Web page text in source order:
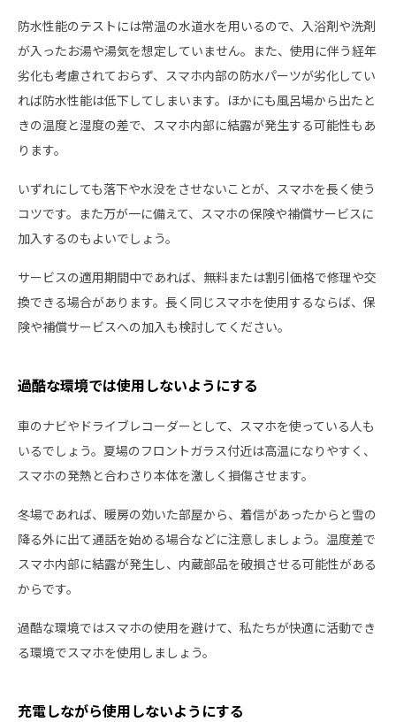
防水性能のテストには常温の水道水を用いるので、入浴剤や洗剤
が入ったお湯や湯気を想定していません。また、使用に伴う経年
劣化も考慮されておらず、スマホ内部の防水パーツが劣化してい
れば防水性能は低下してしまいます。ほかにも風呂場から出たと
きの温度と湿度の差で、スマホ内部に結露が発生する可能性もあ
ります。
いずれにしても落下や水没をさせないことが、スマホを長く使う
コツです。また万が一に備えて、スマホの保険や補償サービスに
加入するのもよいでしょう。
サービスの適用期間中であれば、無料または割引価格で修理や交
換できる場合があります。長く同じスマホを使用するならば、保
険や補償サービスへの加入も検討してください。
過酷な環境では使用しないようにする
車のナビやドライブレコーダーとして、スマホを使っている人も
いるでしょう。夏場のフロントガラス付近は高温になりやすく、
スマホの発熱と合わさり本体を激しく損傷させます。
冬場であれば、暖房の効いた部屋から、着信があったからと雪の
降る外に出て通話を始める場合などに注意しましょう。温度差で
スマホ内部に結露が発生し、内蔵部品を破損させる可能性がある
からです。
過酷な環境ではスマホの使用を避けて、私たちが快適に活動でき
る環境でスマホを使用しましょう。
充電しながら使用しないようにする